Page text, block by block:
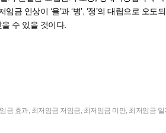
금 인상이 ‘을’과 ‘병’, ‘정’의 대립으로 오
수 있을 것이다.
금 효과, 최저임금 저임금, 최저임금 미만, 최저임금 일